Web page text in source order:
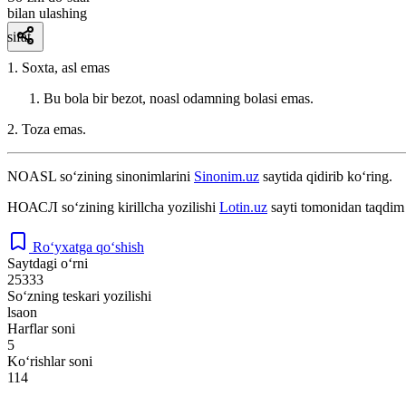
bilan ulashing
sifat
1. Soxta, asl emas
Bu bola bir bezot, noasl odamning bolasi emas.
2. Toza emas.
NOASL so‘zining sinonimlarini Sinonim.uz saytida qidirib ko‘ring.
НОАСЛ so‘zining kirillcha yozilishi Lotin.uz sayti tomonidan
Ro‘yxatga qo‘shish
Saytdagi o‘rni
25333
So‘zning teskari yozilishi
lsaon
Harflar soni
5
Ko‘rishlar soni
114